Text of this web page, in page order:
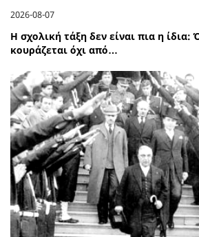
2026-08-07
Η σχολική τάξη δεν είναι πια η
κουράζεται όχι από…